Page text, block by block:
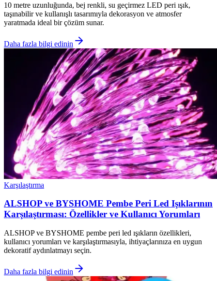
10 metre uzunluğunda, bej renkli, su geçirmez LED peri ışık,
taşınabilir ve kullanışlı tasarımıyla dekorasyon ve atmosfer
yaratmada ideal bir çözüm sunar.
Daha fazla bilgi edinin
Karşılaştırma
ALSHOP ve BYSHOME Pembe Peri Led Işıklarının
Karşılaştırması: Özellikler ve Kullanıcı Yorumları
ALSHOP ve BYSHOME pembe peri led ışıkların özellikleri,
kullanıcı yorumları ve karşılaştırmasıyla, ihtiyaçlarınıza en uygun
dekoratif aydınlatmayı seçin.
Daha fazla bilgi edinin